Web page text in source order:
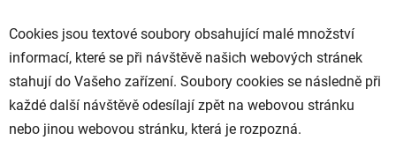
Cookies jsou textové soubory obsahující malé množství
informací, které se při návštěvě našich webových stránek
stahují do Vašeho zařízení. Soubory cookies se následně při
každé další návštěvě odesílají zpět na webovou stránku
nebo jinou webovou stránku, která je rozpozná.